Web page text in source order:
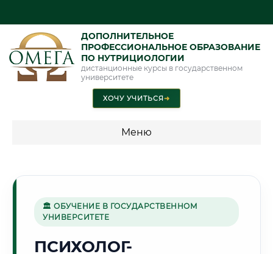
ДОПОЛНИТЕЛЬНОЕ
ПРОФЕССИОНАЛЬНОЕ ОБРАЗОВАНИЕ
ПО НУТРИЦИОЛОГИИ
дистанционные курсы в государственном
университете
ХОЧУ УЧИТЬСЯ➜
Меню
🚀
🏛 ОБУЧЕНИЕ В ГОСУДАРСТВЕННОМ
УНИВЕРСИТЕТЕ
ПСИХОЛОГ-